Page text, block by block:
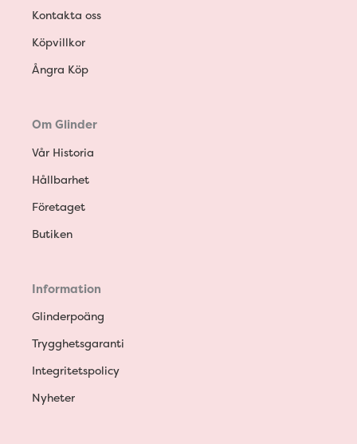
Kontakta oss
Köpvillkor
Ångra Köp
Om Glinder
Vår Historia
Hållbarhet
Företaget
Butiken
Information
Glinderpoäng
Trygghetsgaranti
Integritetspolicy
Nyheter